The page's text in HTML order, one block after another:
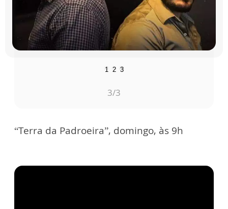
1 2 3
3/3
“Terra da Padroeira”, domingo, às 9h